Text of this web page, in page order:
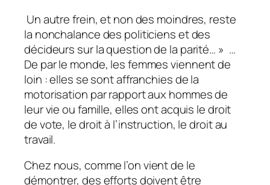
Un autre frein, et non des moindres, reste
la nonchalance des politiciens et des
décideurs sur la question de la parité… » …
De par le monde, les femmes viennent de
loin : elles se sont affranchies de la
motorisation par rapport aux hommes de
leur vie ou famille, elles ont acquis le droit
de vote, le droit à l’instruction, le droit au
travail.
Chez nous, comme l’on vient de le
démontrer, des efforts doivent être